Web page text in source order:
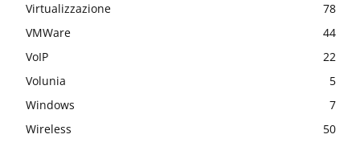
Virtualizzazione
78
VMWare
44
VoIP
22
Volunia
5
Windows
7
Wireless
50